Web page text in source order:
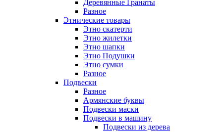
Деревянные Гранаты
Разное
Этнические товары
Этно скатерти
Этно жилетки
Этно шапки
Этно Подушки
Этно сумки
Разное
Подвески
Разное
Армянские буквы
Подвески маски
Подвески в машину
Подвески из дерева